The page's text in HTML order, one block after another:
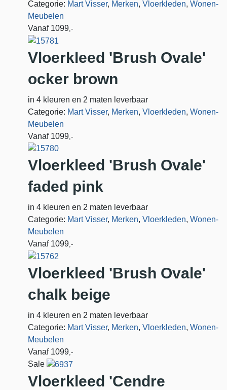
Categorie: Mart Visser, Merken, Vloerkleden, Wonen-
Meubelen
Vanaf 1099 ,-
Vloerkleed 'Brush Ovale'
ocker brown
in 4 kleuren en 2 maten leverbaar
Categorie: Mart Visser, Merken, Vloerkleden, Wonen-
Meubelen
Vanaf 1099 ,-
Vloerkleed 'Brush Ovale'
faded pink
in 4 kleuren en 2 maten leverbaar
Categorie: Mart Visser, Merken, Vloerkleden, Wonen-
Meubelen
Vanaf 1099,-
Vloerkleed 'Brush Ovale'
chalk beige
in 4 kleuren en 2 maten leverbaar
Categorie: Mart Visser, Merken, Vloerkleden, Wonen-
Meubelen
Vanaf 1099,-
Sale
Vloerkleed 'Cendre